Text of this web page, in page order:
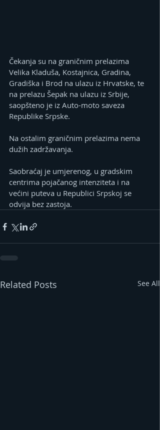
Čekanja su na graničnim prelazima
Velika Kladuša, Kostajnica, Gradina,
Gradiška i Brod na ulazu iz Hrvatske, te
na prelazu Šepak na ulazu iz Srbije,
saopšteno je iz Auto-moto saveza
Republike Srpske.
Na ostalim graničnim prelazima nema
dužih zadržavanja.
Saobraćaj je umjerenog, u gradskim
centrima pojačanog intenziteta i na
većini puteva u Republici Srpskoj se
odvija bez zastoja.
Related Posts See All